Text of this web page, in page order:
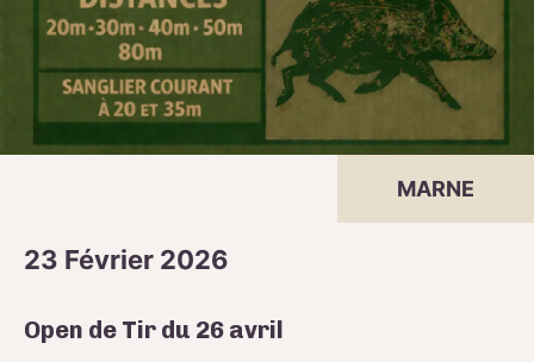
MARNE
23 Février 2026
Open de Tir du 26 avril